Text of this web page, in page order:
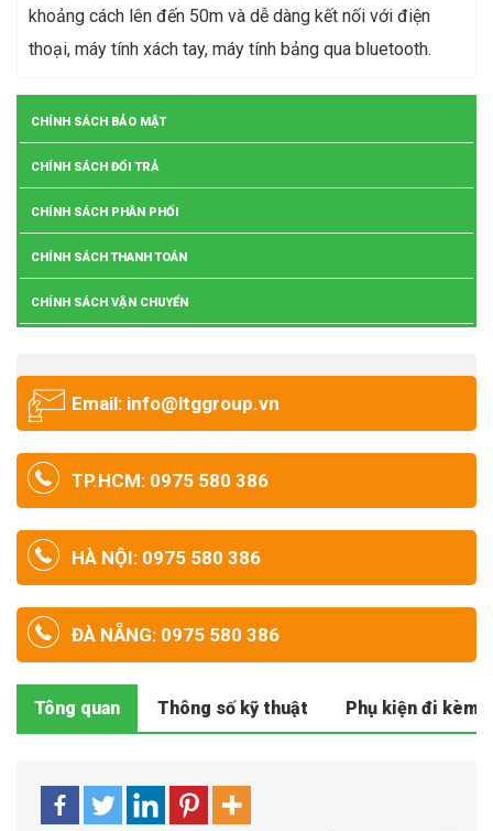
khoảng cách lên đến 50m và dễ dàng kết nối với điện
thoại, máy tính xách tay, máy tính bảng qua bluetooth.
CHÍNH SÁCH BẢO MẬT
CHÍNH SÁCH ĐỔI TRẢ
CHÍNH SÁCH PHÂN PHỐI
CHÍNH SÁCH THANH TOÁN
CHÍNH SÁCH VẬN CHUYỂN
Email: info@ltggroup.vn
TP.HCM: 0975 580 386
HÀ NỘI: 0975 580 386
ĐÀ NẴNG: 0975 580 386
Tông quan Thông số kỹ thuật Phụ kiện đi kèm